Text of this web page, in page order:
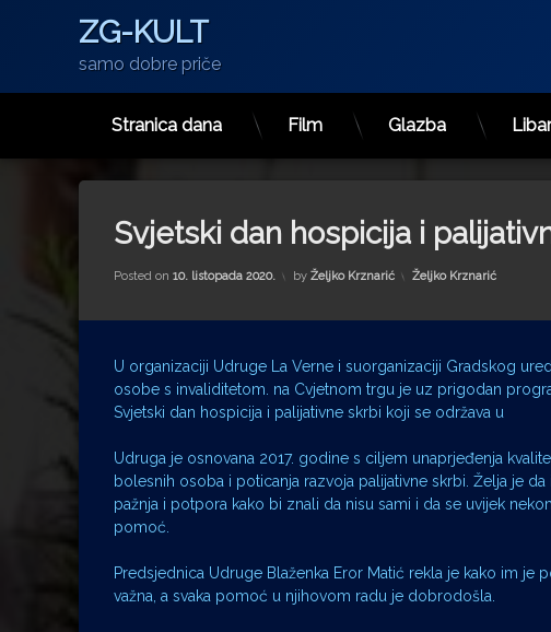
Preskoči
ZG-KULT
samo dobre priče
Stranica dana Film Glazba Libar
Svjetski dan hospicija i
Posted on 10. listopada 2020. by Željko Krznarić Kategorije:
Željko Krznarić
U organizaciji Udruge La Verne i suorganizaciji Gradskog
osobe s invaliditetom. na Cvjetnom trgu je uz prigodan
Svjetski dan hospicija i palijativne skrbi koji se održava u
Udruga je osnovana 2017. godine s ciljem unaprjeđenja
bolesnih osoba i poticanja razvoja palijativne skrbi. Želja je
pažnja i potpora kako bi znali da nisu sami i da se uvijek
pomoć.
Predsjednica Udruge Blaženka Eror Matić rekla je kako im je
važna, a svaka pomoć u njihovom radu je dobrodošla.